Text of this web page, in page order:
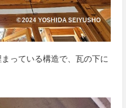
っている構造で、瓦の下に